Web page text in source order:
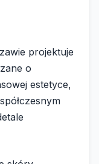
projektuje
o
estetyce,